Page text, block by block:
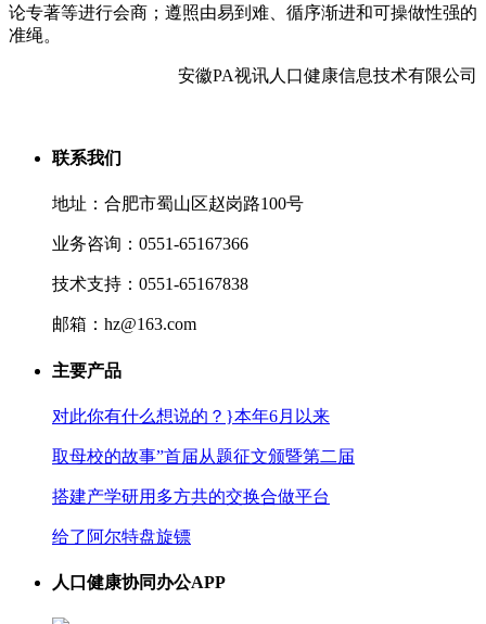
论专著等进行会商；遵照由易到难、循序渐进和可操做性强的
准绳。
安徽PA视讯人口健康信息技术有限公司
联系我们
地址：合肥市蜀山区赵岗路100号
业务咨询：0551-65167366
技术支持：0551-65167838
邮箱：hz@163.com
主要产品
对此你有什么想说的？}本年6月以来
取母校的故事”首届从题征文颁暨第二届
搭建产学研用多方共的交换合做平台
给了阿尔特盘旋镖
人口健康协同办公APP